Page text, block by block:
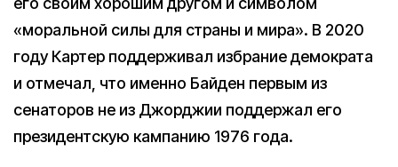
«моральной силы для страны и мира». В 2020
году Картер поддерживал избрание демократа
и отмечал, что именно Байден первым из
сенаторов не из Джорджии поддержал его
президентскую кампанию 1976 года.